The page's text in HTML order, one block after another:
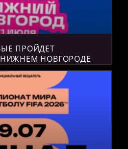
ПРОЙДЕТ
НИЖНЕМ НОВГОРОДЕ